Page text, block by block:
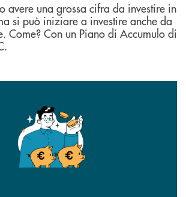
avere una grossa cifra da investire in
si può iniziare a investire anche da
Come? Con un Piano di Accumulo di